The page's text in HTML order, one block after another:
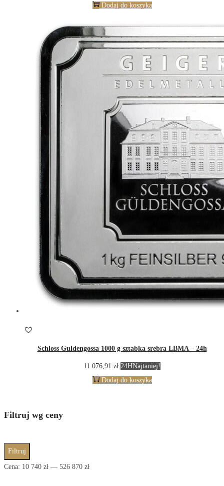
Dodaj do koszyka
Schloss Guldengossa 1000 g sztabka srebra LBMA – 24h
11 076,91 zł 24HNajtaniej!
Dodaj do koszyka
Filtruj wg ceny
Cena
min
Cena
max
Filtruj
Cena: 10 740 zł — 526 870 zł